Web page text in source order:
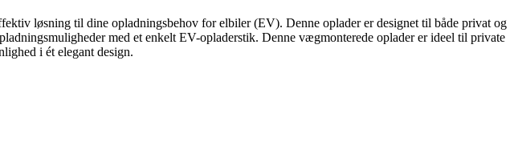
løsning til dine opladningsbehov for elbiler (EV). Denne oplader er designet til både privat og
med et enkelt EV-opladerstik. Denne vægmonterede oplader er ideel til private
i ét elegant design.